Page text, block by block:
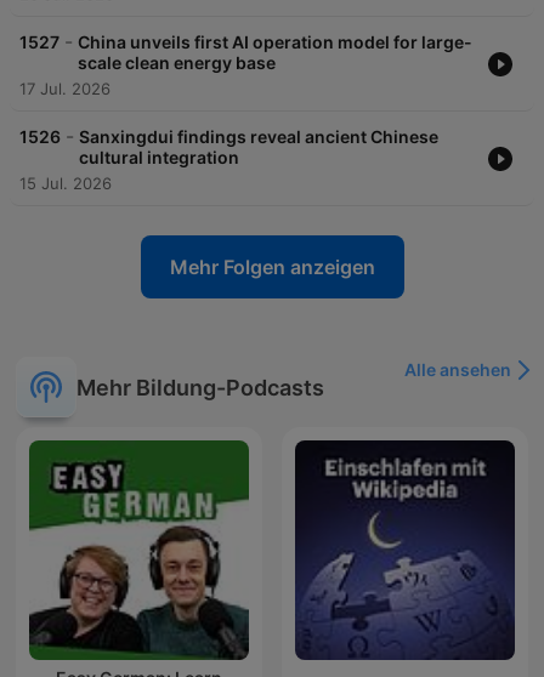
1527 - China unveils first AI operation model for large-
scale clean energy base
17 Jul. 2026
1526 - Sanxingdui findings reveal ancient Chinese
cultural integration
15 Jul. 2026
Mehr Folgen anzeigen
Mehr Bildung-Podcasts
Alle ansehen